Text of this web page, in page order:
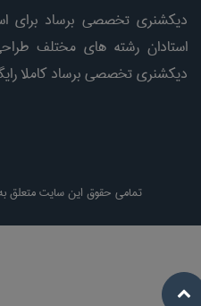
دیکشنری تخصصی برساد برای
استادان رشته های مختلف
دیکشنری تخصصی برساد کاملا
تمامی حقوق این سایت متعلق